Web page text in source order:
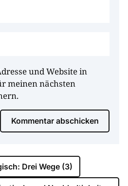
und Website in
meinen nächsten
Kommentar abschicken
Drei Wege (3)